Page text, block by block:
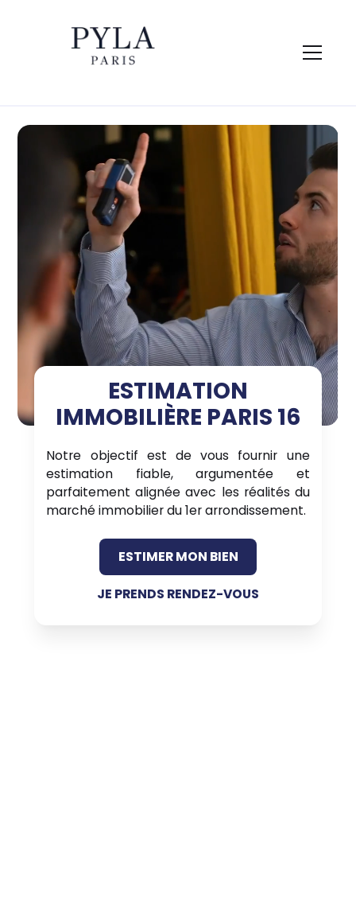
ESTIMATION
IMMOBILIÈRE PARIS 16
Notre objectif est de vous fournir une
estimation fiable, argumentée et
parfaitement alignée avec les réalités du
marché immobilier du 1er arrondissement.
ESTIMER MON BIEN
JE PRENDS RENDEZ-VOUS